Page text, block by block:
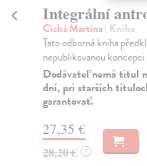
Integrální
Cichá Martina| Kniha
Tato odborná kniha
nepublikovanou
Dodávateľ nemá titul
dní, pri starších
garantovať.
27,35 €
28,20 € ?